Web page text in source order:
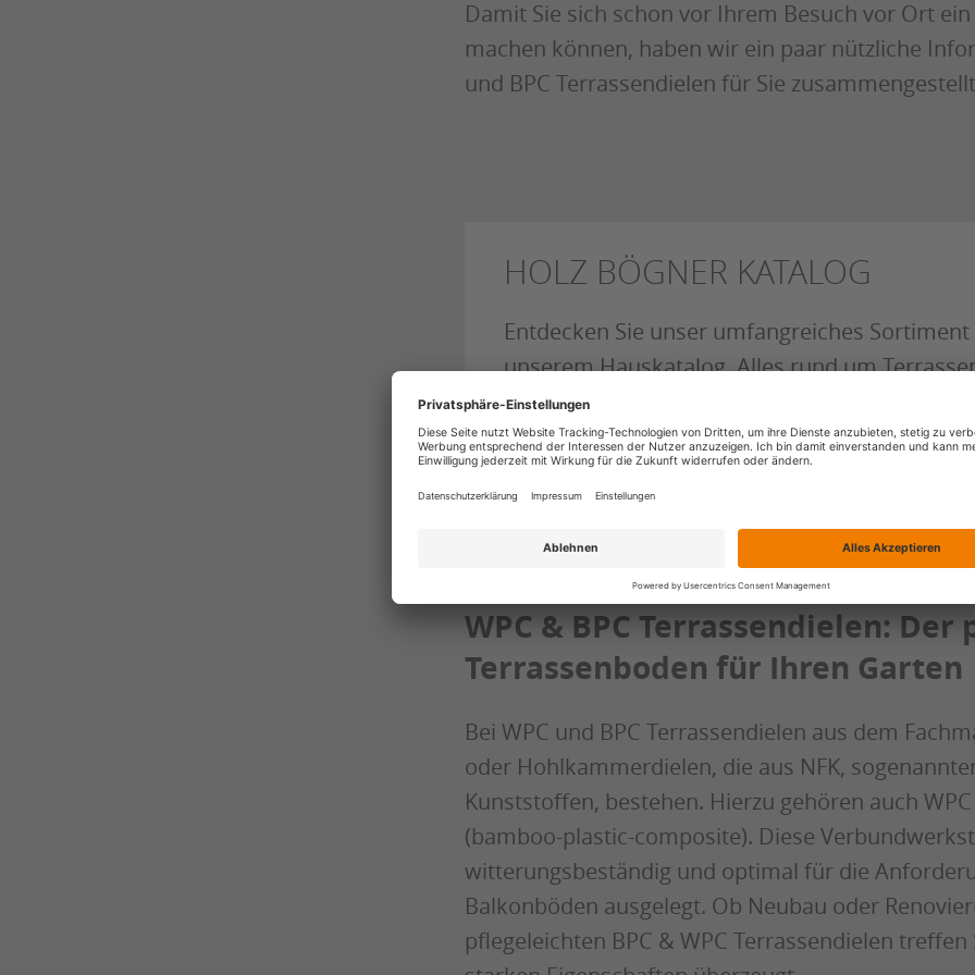
Damit Sie sich schon vor Ihrem Besuch vor Ort
machen können, haben wir ein paar nützliche
und BPC Terrassendielen für Sie
HOLZ BÖGNER KATALOG
Entdecken Sie unser umfangreiches Sortiment
unserem Hauskatalog. Alles rund um
Sichtschutz, Böden, Innentüren, Bauen &
Renovieren u.v.m.
KATALOG JETZT ÖFFNEN
WPC & BPC Terrassendielen:
Terrassenboden für Ihren Garten
Bei WPC und BPC Terrassendielen aus dem
oder Hohlkammerdielen, die aus NFK,
Kunststoffen, bestehen. Hierzu gehören auch
(bamboo-plastic-composite). Diese
witterungsbeständig und optimal für die
Balkonböden ausgelegt. Ob Neubau oder
pflegeleichten BPC & WPC Terrassendielen